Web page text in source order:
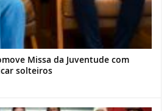
Missa da Juventude com
solteiros